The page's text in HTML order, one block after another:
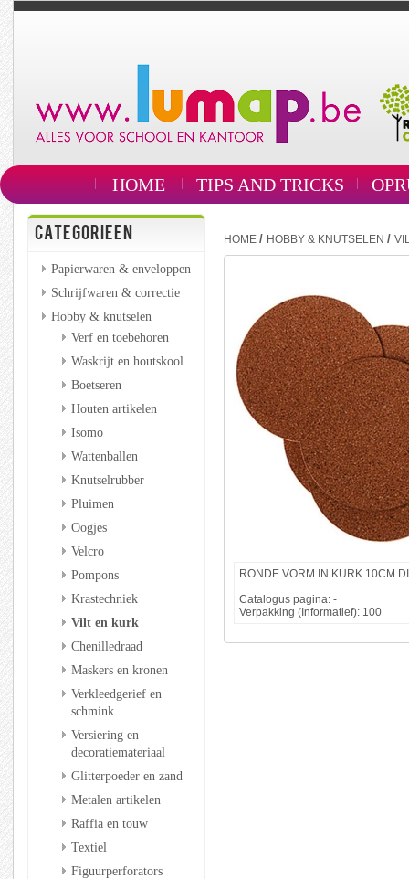
HOME TIPS AND TRICKS
CATEGORIEEN
Papierwaren & enveloppen
Schrijfwaren & correctie
Hobby & knutselen
Verf en toebehoren
Waskrijt en houtskool
Boetseren
Houten artikelen
Isomo
Wattenballen
Knutselrubber
Pluimen
Oogjes
Velcro
Pompons
Krastechniek
Vilt en kurk
Chenilledraad
Maskers en kronen
Verkleedgerief en
schmink
Versiering en
decoratiemateriaal
Glitterpoeder en zand
Metalen artikelen
Raffia en touw
Textiel
Figuurperforators
HOME / HOBBY & KNUTSELEN /
RONDE VORM IN KURK 10CM
Catalogus pagina: -
Verpakking (Informatief): 100